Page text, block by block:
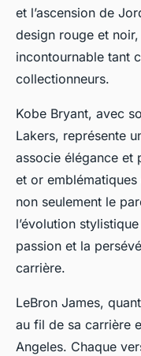
et l’ascension de
design rouge et
incontournable tant
collectionneurs.
Kobe Bryant, avec
Lakers, représente
associe élégance et
et or
non seulement le
l’évolution
passion et la
carrière.
LeBron James,
au fil de sa carrière
Angeles. Chaque